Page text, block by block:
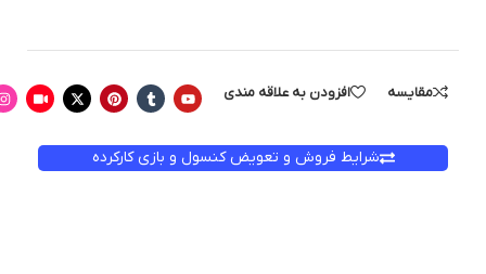
مقایسه افزودن به علاقه مندی
شرایط فروش و تعویض کنسول و بازی کارکرده